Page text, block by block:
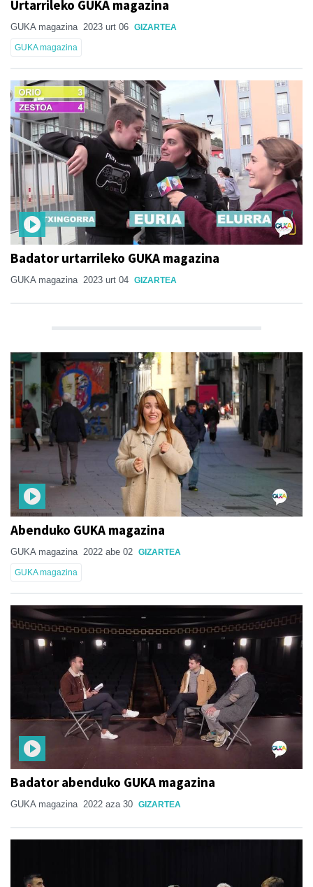
Urtarrileko GUKA magazina
GUKA magazina 2023 urt 06 GIZARTEA
GUKA magazina
Badator urtarrileko GUKA magazina
GUKA magazina 2023 urt 04 GIZARTEA
Abenduko GUKA magazina
GUKA magazina 2022 abe 02 GIZARTEA
GUKA magazina
Badator abenduko GUKA magazina
GUKA magazina 2022 aza 30 GIZARTEA